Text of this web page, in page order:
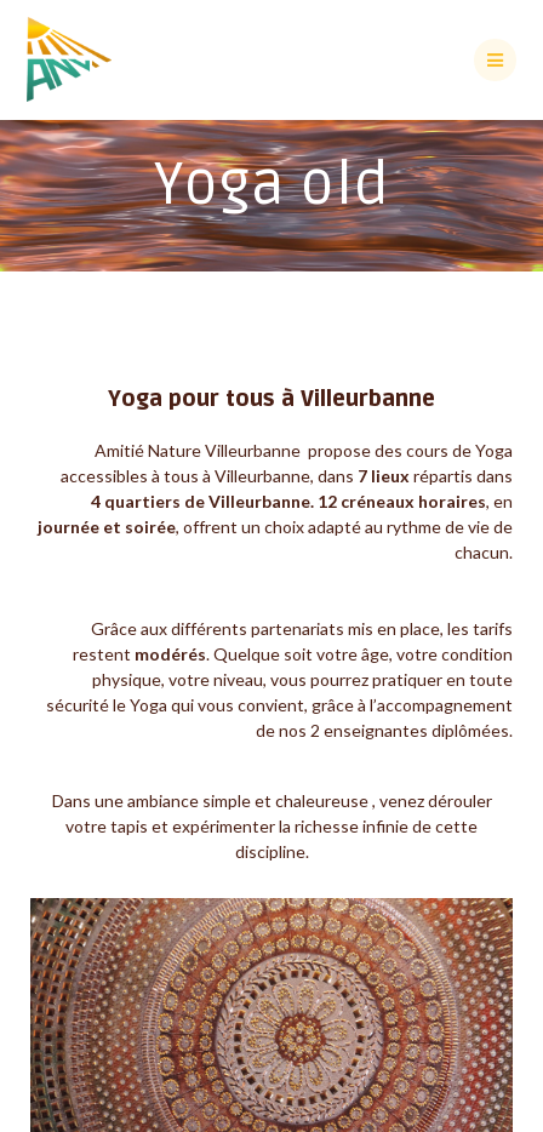
Yoga old
Yoga pour tous à Villeurbanne
Amitié Nature Villeurbanne propose des cours de Yoga
accessibles à tous à Villeurbanne, dans 7 lieux répartis dans
4 quartiers de Villeurbanne. 12 créneaux horaires, en
journée et soirée, offrent un choix adapté au rythme de vie de
chacun.
Grâce aux différents partenariats mis en place, les tarifs
restent modérés. Quelque soit votre âge, votre condition
physique, votre niveau, vous pourrez pratiquer en toute
sécurité le Yoga qui vous convient, grâce à l’accompagnement
de nos 2 enseignantes diplômées.
Dans une ambiance simple et chaleureuse , venez dérouler
votre tapis et expérimenter la richesse infinie de cette
discipline.